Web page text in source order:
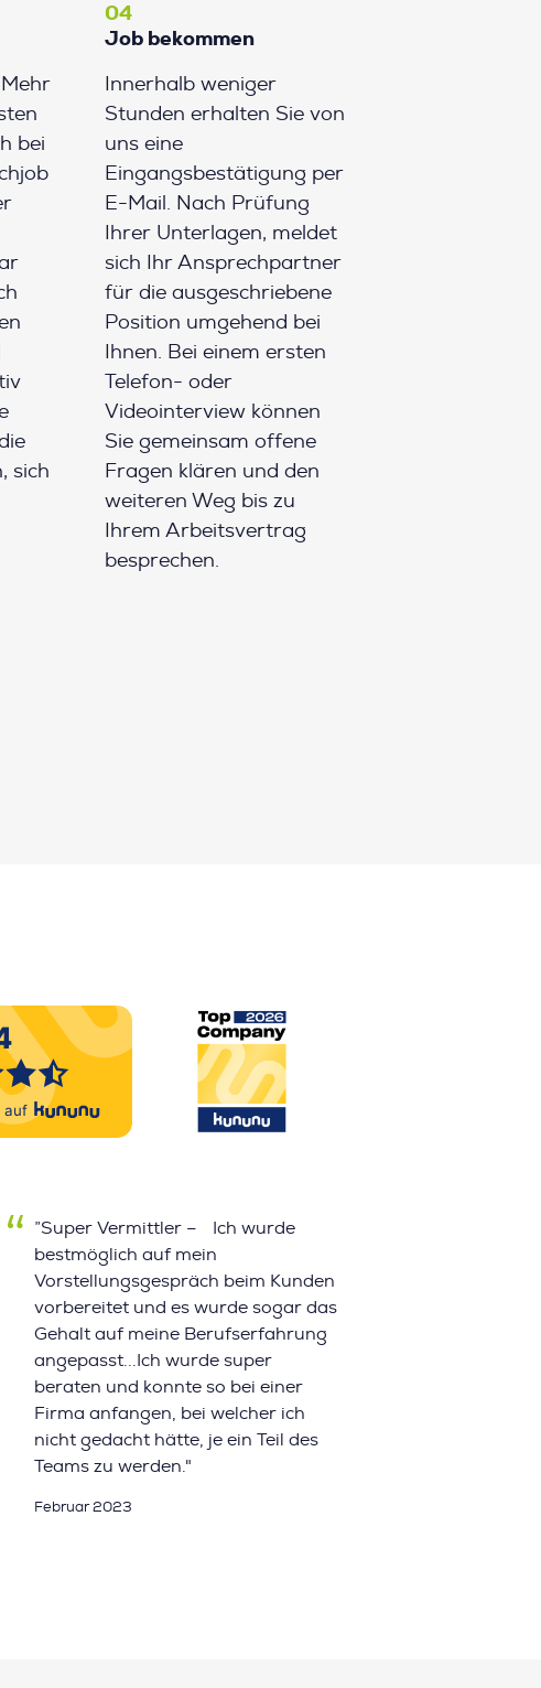
bei
sich
04
Job bekommen
Innerhalb weniger
Stunden erhalten Sie von
uns eine
Eingangsbestätigung per
E-Mail. Nach Prüfung
Ihrer Unterlagen, meldet
sich Ihr Ansprechpartner
für die ausgeschriebene
Position umgehend bei
Ihnen. Bei einem ersten
Telefon- oder
Videointerview können
Sie gemeinsam offene
Fragen klären und den
weiteren Weg bis zu
Ihrem Arbeitsvertrag
besprechen.
”Super Vermittler – Ich wurde
bestmöglich auf mein
Vorstellungsgespräch beim Kunden
vorbereitet und es wurde sogar das
Gehalt auf meine Berufserfahrung
angepasst...Ich wurde super
beraten und konnte so bei einer
Firma anfangen, bei welcher ich
nicht gedacht hätte, je ein Teil des
Teams zu werden."
Februar 2023